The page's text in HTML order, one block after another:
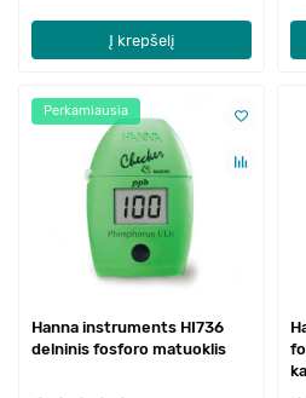
Į krepšelį
Perkamiausia
Hanna instruments HI736
delninis fosforo matuoklis